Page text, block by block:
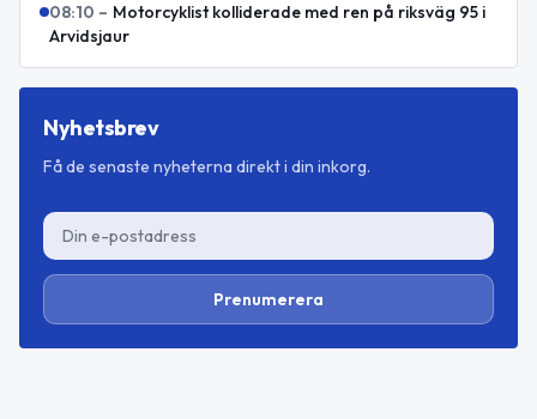
08:10 – Motorcyklist kolliderade med ren på riksväg 95 i
Arvidsjaur
Nyhetsbrev
Få de senaste nyheterna direkt i din inkorg.
Prenumerera